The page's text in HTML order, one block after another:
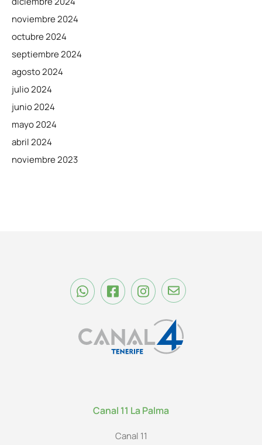
noviembre 2024
octubre 2024
septiembre 2024
agosto 2024
julio 2024
junio 2024
mayo 2024
abril 2024
noviembre 2023
Canal 11 La Palma
Canal 11